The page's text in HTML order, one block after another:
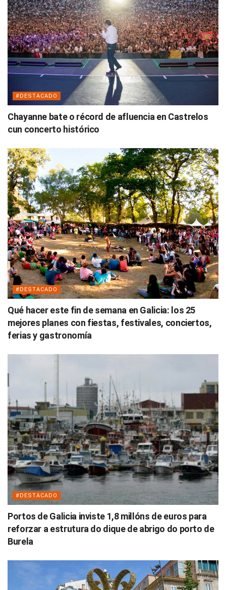
#DESTACADO
Chayanne bate o récord de afluencia en Castrelos
cun concerto histórico
#DESTACADO
Qué hacer este fin de semana en Galicia: los 25
mejores planes con fiestas, festivales, conciertos,
ferias y gastronomía
#DESTACADO
Portos de Galicia inviste 1,8 millóns de euros para
reforzar a estrutura do dique de abrigo do porto de
Burela